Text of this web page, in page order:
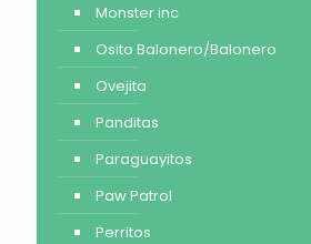
Monster inc
Osito Balonero/Balonero
Ovejita
Panditas
Paraguayitos
Paw Patrol
Perritos